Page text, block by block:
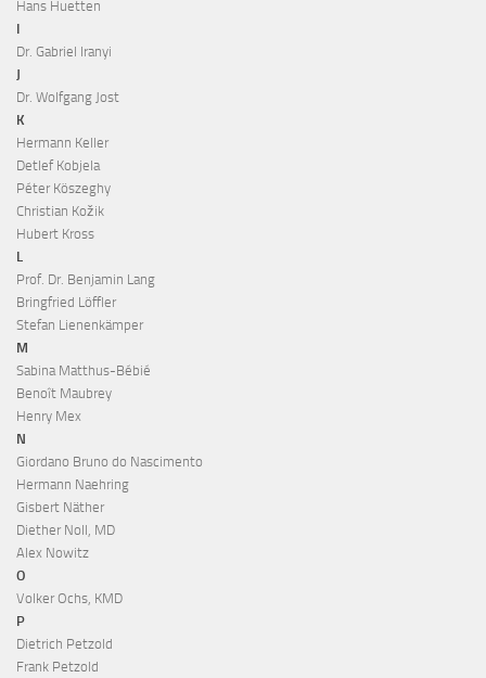
Hans Huetten
I
Dr. Gabriel Iranyi
J
Dr. Wolfgang Jost
K
Hermann Keller
Detlef Kobjela
Péter Köszeghy
Christian Kožik
Hubert Kross
L
Prof. Dr. Benjamin Lang
Bringfried Löffler
Stefan Lienenkämper
M
Sabina Matthus-Bébié
Benoît Maubrey
Henry Mex
N
Giordano Bruno do Nascimento
Hermann Naehring
Gisbert Näther
Diether Noll, MD
Alex Nowitz
O
Volker Ochs, KMD
P
Dietrich Petzold
Frank Petzold